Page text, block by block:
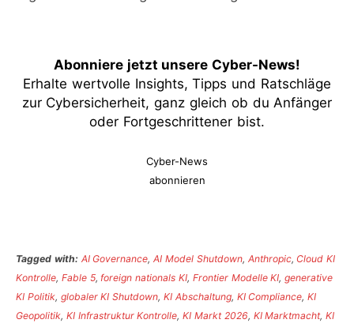
Abonniere jetzt unsere Cyber-News!
Erhalte wertvolle Insights, Tipps und Ratschläge
zur Cybersicherheit, ganz gleich ob du Anfänger
oder Fortgeschrittener bist.
Cyber-News
abonnieren
Tagged with: AI Governance,AI Model Shutdown, Anthropic, Cloud KI
Kontrolle, Fable 5,foreign nationals KI, Frontier Modelle KI,generative
KI Politik, globaler KI Shutdown,KI Abschaltung, KI Compliance,KI
Geopolitik, KI Infrastruktur Kontrolle,KI Markt 2026, KI Marktmacht,KI